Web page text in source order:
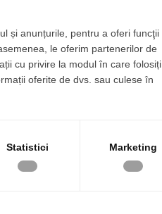
Gaz
Izolatie Exterior
Lift
și anunțurile, pentru a oferi funcţii
le oferim partenerilor de
cu privire la modul în care folosiți
oferite de dvs. sau culese în
Statistici Marketing